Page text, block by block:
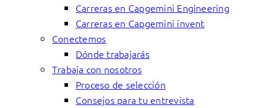
Carreras en Capgemini Engineering
Carreras en Capgemini invent
Conectemos
Dónde trabajarás
Trabaja con nosotros
Proceso de selección
Consejos para tu entrevista